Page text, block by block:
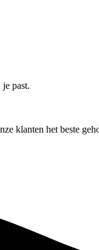
past.
klanten het beste